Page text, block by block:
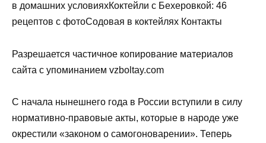
в домашних условияхКоктейли с Бехеровкой: 46
рецептов с фотоСодовая в коктейлях Контакты
Разрешается частичное копирование материалов
сайта с упоминанием vzboltay.com
С начала нынешнего года в России вступили в силу
нормативно-правовые акты, которые в народе уже
окрестили «законом о самогоноварении». Теперь